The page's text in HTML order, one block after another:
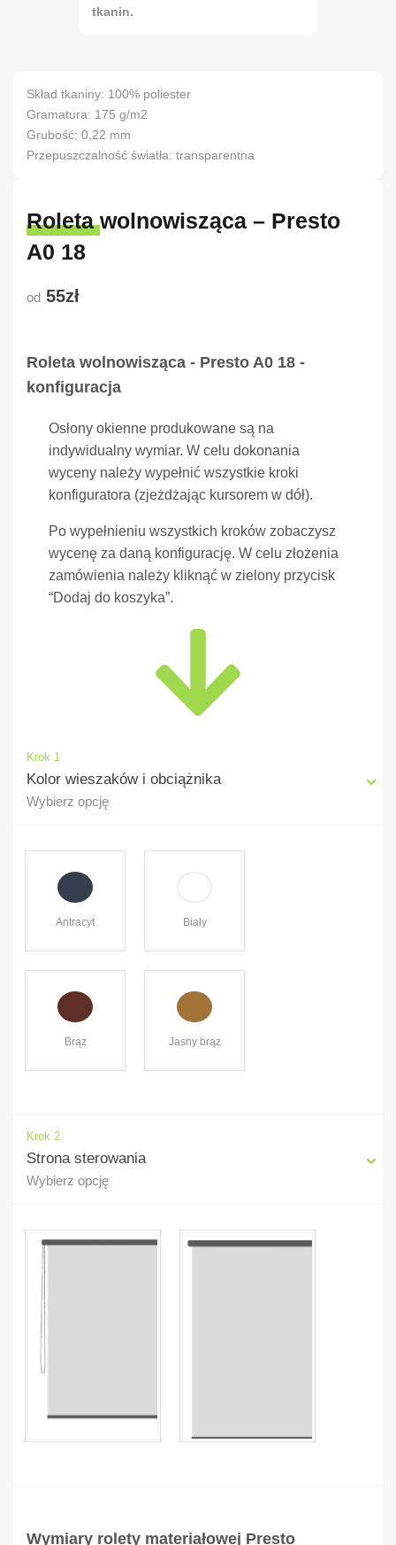
tkanin.
Skład tkaniny: 100% poliester
Gramatura: 175 g/m2
Grubość: 0,22 mm
Przepuszczalność światła: transparentna
Roleta wolnowisząca – Presto
A0 18
od 55zł
Roleta wolnowisząca - Presto A0 18 -
konfiguracja
Osłony okienne produkowane są na
indywidualny wymiar. W celu dokonania
wyceny należy wypełnić wszystkie kroki
konfiguratora (zjeżdżając kursorem w dół).
Po wypełnieniu wszystkich kroków zobaczysz
wycenę za daną konfigurację. W celu złożenia
zamówienia należy kliknąć w zielony przycisk
“Dodaj do koszyka”.
Krok 1
Kolor wieszaków i obciążnika
Wybierz opcję
Antracyt Biały
Brąz Jasny brąz
Krok 2
Strona sterowania
Wybierz opcję
Wymiary rolety materiałowej Presto